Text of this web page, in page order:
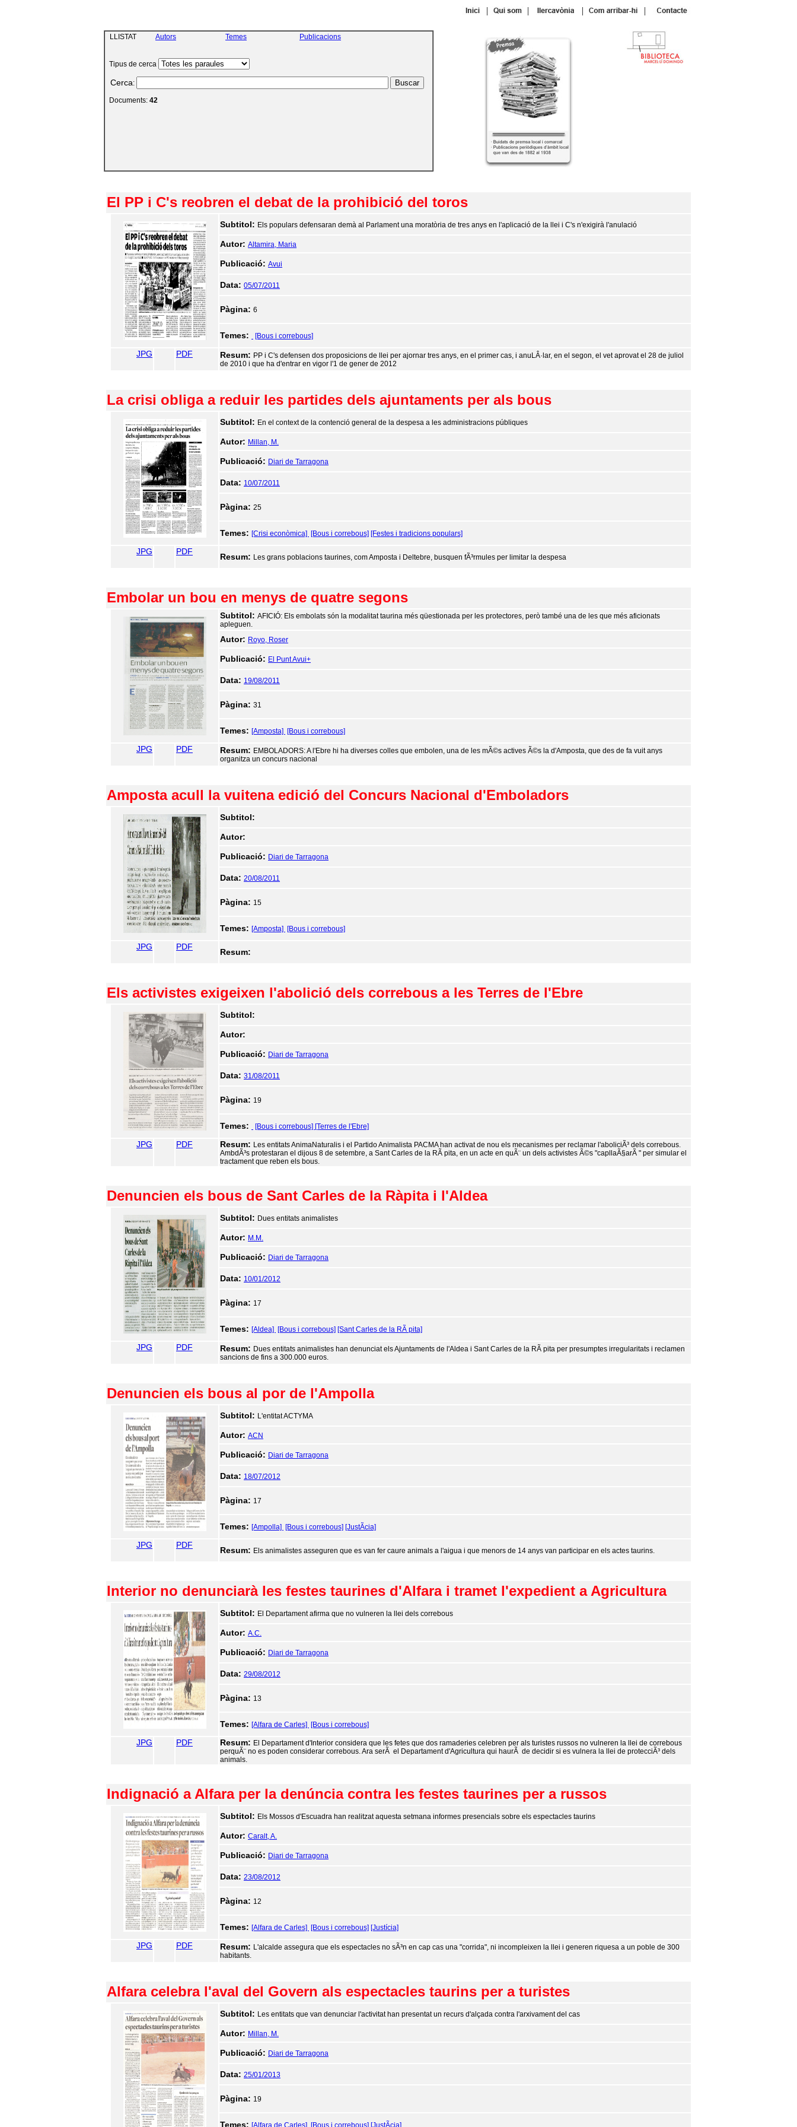
| | | |
LLISTAT Autors Temes Publicacions
Tipus de cerca
Cerca:
Documents: 42
El PP i C's reobren el debat de la prohibició del toros
Subtitol: Els populars defensaran demà al Parlament una moratòria de tres anys en l'aplicació de la llei i C's n'exigirà l'anulació
Autor: Altamira, Maria
Publicació: Avui
Data: 05/07/2011
Pàgina: 6
Temes: [Bous i correbous]
JPG PDF Resum: PP i C's defensen dos proposicions de llei per ajornar tres anys, en el primer cas, i anuLÂ·lar, en el segon, el vet aprovat el 28 de juliol
de 2010 i que ha d'entrar en vigor l'1 de gener de 2012
La crisi obliga a reduir les partides dels ajuntaments per als bous
Subtitol: En el context de la contenció general de la despesa a les administracions públiques
Autor: Millan, M.
Publicació: Diari de Tarragona
Data: 10/07/2011
Pàgina: 25
Temes: [Crisi econòmica] [Bous i correbous] [Festes i tradicions populars]
JPG PDF
Resum: Les grans poblacions taurines, com Amposta i Deltebre, busquen fÃ³rmules per limitar la despesa
Embolar un bou en menys de quatre segons
Subtitol: AFICIÓ: Els embolats són la modalitat taurina més qüestionada per les protectores, però també una de les que més aficionats
apleguen.
Autor: Royo, Roser
Publicació: El Punt Avui+
Data: 19/08/2011
Pàgina: 31
Temes: [Amposta] [Bous i correbous]
JPG PDF Resum: EMBOLADORS: A l'Ebre hi ha diverses colles que embolen, una de les mÃ©s actives Ã©s la d'Amposta, que des de fa vuit anys
organitza un concurs nacional
Amposta acull la vuitena edició del Concurs Nacional d'Emboladors
Subtitol:
Autor:
Publicació: Diari de Tarragona
Data: 20/08/2011
Pàgina: 15
Temes: [Amposta] [Bous i correbous]
JPG PDF
Resum:
Els activistes exigeixen l'abolició dels correbous a les Terres de l'Ebre
Subtitol:
Autor:
Publicació: Diari de Tarragona
Data: 31/08/2011
Pàgina: 19
Temes: [Bous i correbous] [Terres de l'Ebre]
JPG PDF Resum: Les entitats AnimaNaturalis i el Partido Animalista PACMA han activat de nou els mecanismes per reclamar l'aboliciÃ³ dels correbous.
AmbdÃ³s protestaran el dijous 8 de setembre, a Sant Carles de la RÃ pita, en un acte en quÃ¨ un dels activistes Ã©s "capllaÃ§arÃ " per simular el
tractament que reben els bous.
Denuncien els bous de Sant Carles de la Ràpita i l'Aldea
Subtitol: Dues entitats animalistes
Autor: M.M.
Publicació: Diari de Tarragona
Data: 10/01/2012
Pàgina: 17
Temes: [Aldea] [Bous i correbous] [Sant Carles de la RÃ pita]
JPG PDF Resum: Dues entitats animalistes han denunciat els Ajuntaments de l'Aldea i Sant Carles de la RÃ pita per presumptes irregularitats i reclamen
sancions de fins a 300.000 euros.
Denuncien els bous al por de l'Ampolla
Subtitol: L'entitat ACTYMA
Autor: ACN
Publicació: Diari de Tarragona
Data: 18/07/2012
Pàgina: 17
Temes: [Ampolla] [Bous i correbous] [JustÃ­cia]
JPG PDF
Resum: Els animalistes asseguren que es van fer caure animals a l'aigua i que menors de 14 anys van participar en els actes taurins.
Interior no denunciarà les festes taurines d'Alfara i tramet l'expedient a Agricultura
Subtitol: El Departament afirma que no vulneren la llei dels correbous
Autor: A.C.
Publicació: Diari de Tarragona
Data: 29/08/2012
Pàgina: 13
Temes: [Alfara de Carles] [Bous i correbous]
JPG PDF Resum: El Departament d'Interior considera que les fetes que dos ramaderies celebren per als turistes russos no vulneren la llei de correbous
perquÃ¨ no es poden considerar correbous. Ara serÃ el Departament d'Agricultura qui haurÃ de decidir si es vulnera la llei de protecciÃ³ dels
animals.
Indignació a Alfara per la denúncia contra les festes taurines per a russos
Subtitol: Els Mossos d'Escuadra han realitzat aquesta setmana informes presencials sobre els espectacles taurins
Autor: Caralt, A.
Publicació: Diari de Tarragona
Data: 23/08/2012
Pàgina: 12
Temes: [Alfara de Carles] [Bous i correbous] [Justícia]
JPG PDF Resum: L'alcalde assegura que els espectacles no sÃ³n en cap cas una "corrida", ni incompleixen la llei i generen riquesa a un poble de 300
habitants.
Alfara celebra l'aval del Govern als espectacles taurins per a turistes
Subtitol: Les entitats que van denunciar l'activitat han presentat un recurs d'alçada contra l'arxivament del cas
Autor: Millan, M.
Publicació: Diari de Tarragona
Data: 25/01/2013
Pàgina: 19
Temes: [Alfara de Carles] [Bous i correbous] [JustÃ­cia]